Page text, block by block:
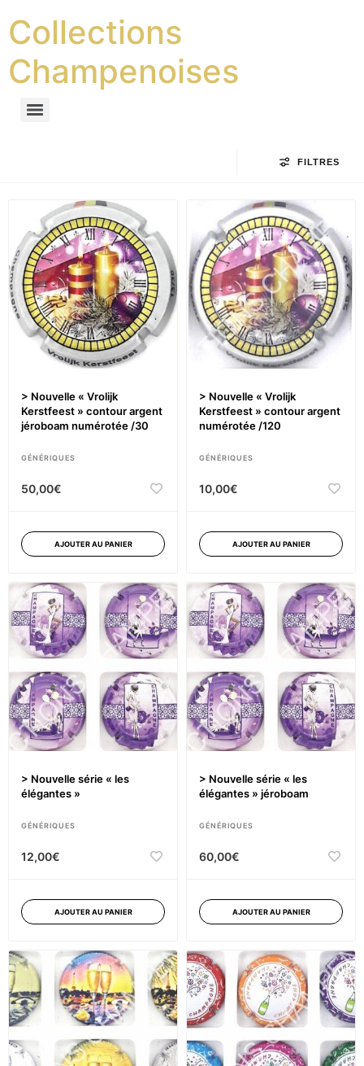
Collections
Champenoises
FILTRES
> Nouvelle « Vrolijk
Kerstfeest » contour argent
jéroboam numérotée /30
GÉNÉRIQUES
50,00€
AJOUTER AU PANIER
> Nouvelle « Vrolijk
Kerstfeest » contour argent
numérotée /120
GÉNÉRIQUES
10,00€
AJOUTER AU PANIER
> Nouvelle série « les
élégantes »
GÉNÉRIQUES
12,00€
AJOUTER AU PANIER
> Nouvelle série « les
élégantes » jéroboam
GÉNÉRIQUES
60,00€
AJOUTER AU PANIER